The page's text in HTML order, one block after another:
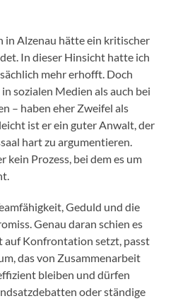
in Alzenau hätte ein kritischer
In dieser Hinsicht hatte ich
mehr erhofft. Doch
sozialen Medien als auch bei
– haben eher Zweifel als
ist er ein guter Anwalt, der
hart zu argumentieren.
Prozess, bei dem es um
Geduld und die
Genau daran schien es
auf Konfrontation setzt, passt
das von Zusammenarbeit
bleiben und dürfen
oder ständige